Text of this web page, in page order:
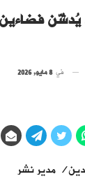
يُدشّن
في 8 مايو, 2026
مدير نشر